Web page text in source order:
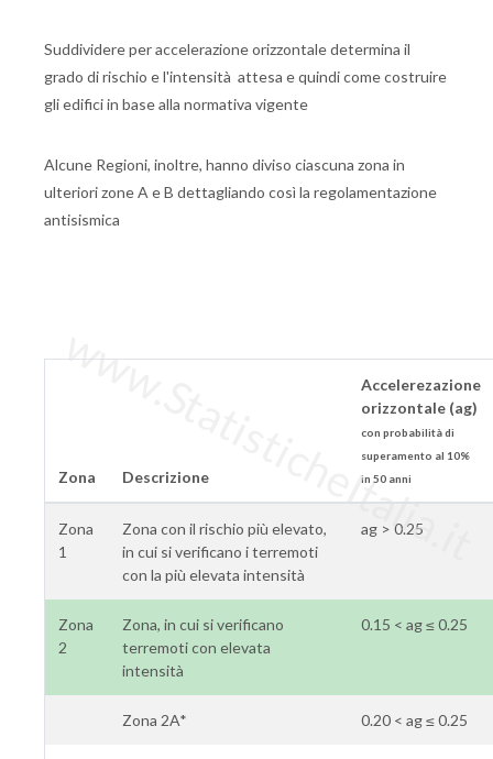
Suddividere per accelerazione orizzontale determina il
grado di rischio e l'intensità attesa e quindi come costruire
gli edifici in base alla normativa vigente
Alcune Regioni, inoltre, hanno diviso ciascuna zona in
ulteriori zone A e B dettagliando così la regolamentazione
antisismica
Zona Descrizione
Accelerezazione
orizzontale (ag)
con probabilità di
superamento al 10%
in 50 anni
Zona
1
Zona con il rischio più elevato,
in cui si verificano i terremoti
con la più elevata intensità
ag > 0.25
Zona
2
Zona, in cui si verificano
terremoti con elevata
intensità
0.15 < ag ≤ 0.25
Zona 2A* 0.20 < ag ≤ 0.25
www.StatisticheItalia.it